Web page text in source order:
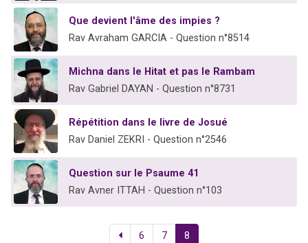
Que devient l'âme des impies ?
Rav Avraham GARCIA - Question n°8514
Michna dans le Hitat et pas le Rambam
Rav Gabriel DAYAN - Question n°8731
Répétition dans le livre de Josué
Rav Daniel ZEKRI - Question n°2546
Question sur le Psaume 41
Rav Avner ITTAH - Question n°103
6 7 8